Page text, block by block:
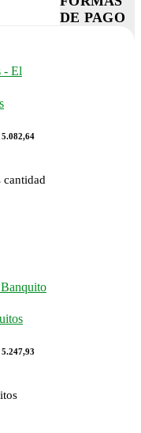
5.082,64
cantidad
5.247,93
DE PAGO